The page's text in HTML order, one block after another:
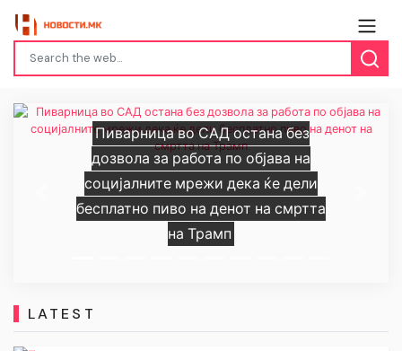
Пиварница во САД остана без
дозвола за работа по објава на
социјалните мрежи дека ќе дели
бесплатно пиво на денот на смртта
на Трамп
Previous
LATEST